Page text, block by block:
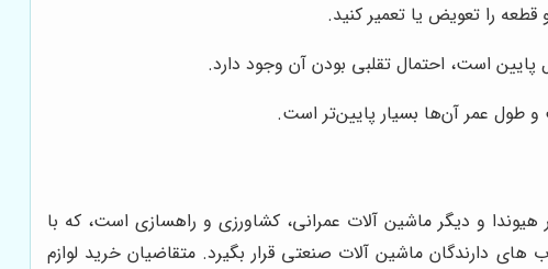
را تعویض یا تعمیر کنید.
است، احتمال تقلبی بودن آن وجود دارد.
طول عمر آن‌ها بسیار پایین‌تر است.
هیوندا و دیگر ماشین آلات عمرانی، کشاورزی و راهسازی است، که با
دارندگان ماشین آلات صنعتی قرار بگیرد. متقاضیان خرید لوازم